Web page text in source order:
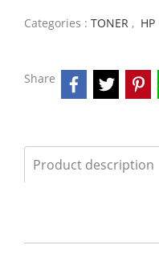
Categories : TONER , HP
Share
Product description